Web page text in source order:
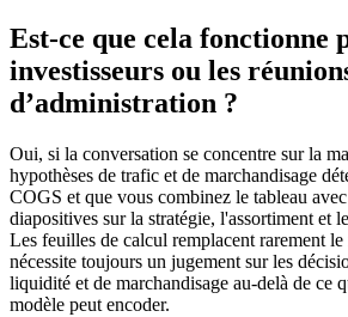
Est-ce que cela fonctionne
investisseurs ou les
d’administration ?
Oui, si la conversation se concentre surla
hypothèses de trafic et de marchandisage
COGS et que vous combinez le tableau
diapositives sur la stratégie, l'assortiment et
Les feuilles de calcul remplacent rarement
nécessite toujours un jugement sur les
liquidité et de marchandisage au-delà de ce
modèle peut encoder.